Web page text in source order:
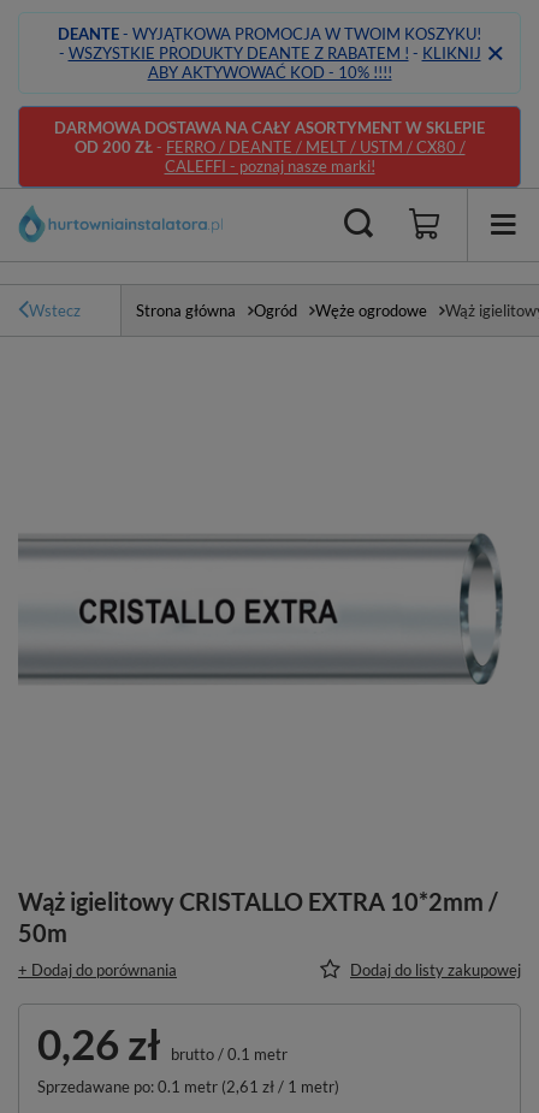
DEANTE- WYJĄTKOWA PROMOCJA W TWOIM KOSZYKU!
- WSZYSTKIE PRODUKTY DEANTE Z RABATEM ! - KLIKNIJ
ABY AKTYWOWAĆ KOD - 10% !!!!
DARMOWA DOSTAWA NA CAŁY ASORTYMENT W SKLEPIE
OD 200 ZŁ- FERRO / DEANTE / MELT / USTM / CX80 /
CALEFFI - poznaj nasze marki!
Wstecz Strona główna Ogród Węże ogrodowe Wąż
Wąż igielitowy CRISTALLO EXTRA 10*2mm /
50m
+ Dodaj do porównania Dodaj do listy zakupowej
0,26 zł brutto/0.1 metr
Sprzedawane po:0.1 metr (2,61 zł/ 1 metr)